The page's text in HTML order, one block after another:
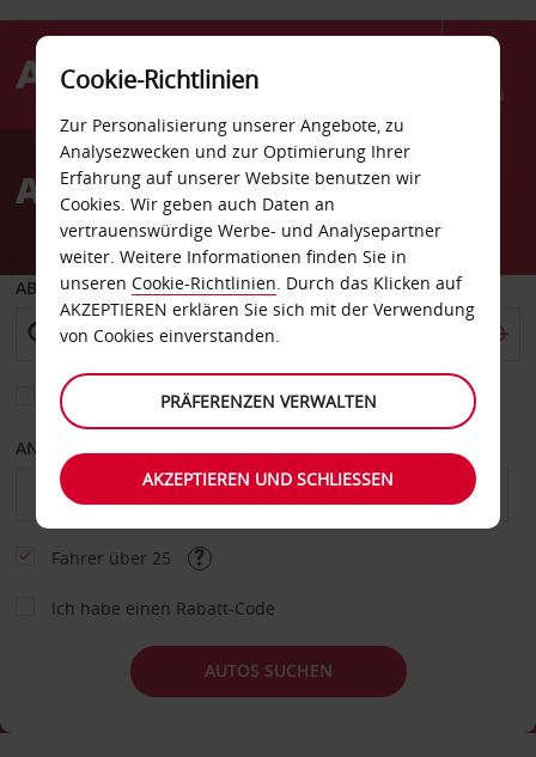
Menü
AvisAutovermietung Folsom
ABHOLEN VON
Eine andere Rückgabestation auswählen
ANFANGSDATUM
Fahrer über 25
Ich habe einen Rabatt-Code
AUTOS SUCHEN
Cookie-Richtlinien
Zur Personalisierung unserer Angebote, zu
Analysezwecken und zur Optimierung Ihrer
Erfahrung auf unserer Website benutzen wir
Cookies. Wir geben auch Daten an
vertrauenswürdige Werbe- und Analysepartner
weiter. Weitere Informationen finden Sie in
unseren Cookie-Richtlinien. Durch das Klicken auf
AKZEPTIEREN erklären Sie sich mit der Verwendung
von Cookies einverstanden.
PRÄFERENZEN VERWALTEN
AKZEPTIEREN UND SCHLIESSEN